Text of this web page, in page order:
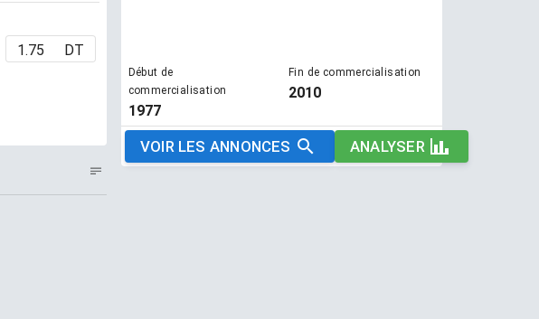
DT
Début de
commercialisation
1977
Fin de commercialisation
2010
VOIR LES ANNONCES ANALYSER